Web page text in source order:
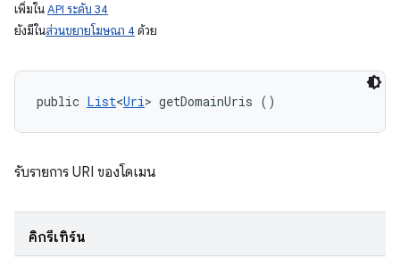
เพิ่มในAPI ระดับ 34
ยังมีในส่วนขยายโฆษณา 4 ด้วย
public List<Uri> getDomainUris ()
รับรายการ URI ของโดเมน
คิกรีเทิร์น